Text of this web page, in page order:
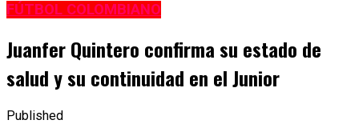
FÚTBOL COLOMBIANO
Juanfer Quintero confirma su estado de
salud y su continuidad en el Junior
Published